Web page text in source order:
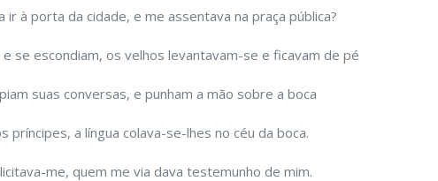
ir à porta da cidade, e me assentava na praça pública?
se escondiam, os velhos levantavam-se e ficavam de pé
suas conversas, e punham a mão sobre a boca
príncipes, a língua colava-se-lhes no céu da boca.
me, quem me via dava testemunho de mim.